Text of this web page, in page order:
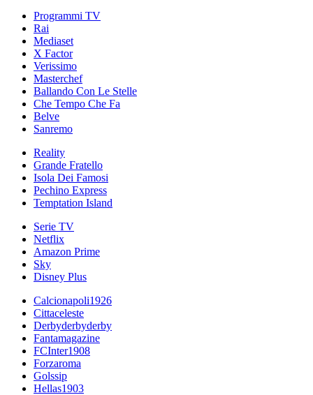
Programmi TV
Rai
Mediaset
X Factor
Verissimo
Masterchef
Ballando Con Le Stelle
Che Tempo Che Fa
Belve
Sanremo
Reality
Grande Fratello
Isola Dei Famosi
Pechino Express
Temptation Island
Serie TV
Netflix
Amazon Prime
Sky
Disney Plus
Calcionapoli1926
Cittaceleste
Derbyderbyderby
Fantamagazine
FCInter1908
Forzaroma
Golssip
Hellas1903